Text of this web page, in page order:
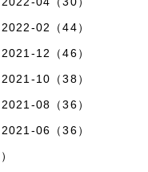
2022-02（44）
2021-12（46）
2021-10（38）
2021-08（36）
2021-06（36）